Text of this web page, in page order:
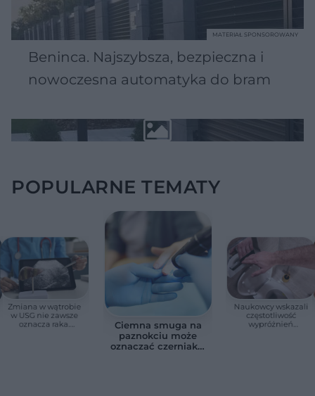
Beninca. Najszybsza, bezpieczna i
nowoczesna automatyka do bram
MATERIAŁ SPONSOROWANY
POPULARNE TEMATY
Zmiana w wątrobie
w USG nie zawsze
oznacza raka.
Ciemna smuga na
paznokciu może
oznaczać czerniaka.
Naukowcy wskazali
częstotliwość
wypróżnień